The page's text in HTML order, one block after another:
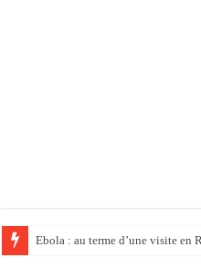
Ebola : au terme d’une visite en